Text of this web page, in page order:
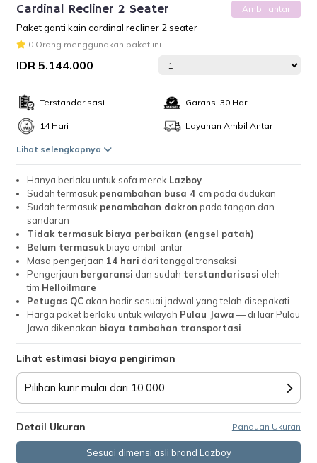
Cardinal Recliner 2 Seater Ambil antar
Paket ganti kain cardinal recliner 2 seater
0 Orang menggunakan paket ini
IDR 5.144.000
Terstandarisasi Garansi 30 Hari
14 Hari Layanan Ambil Antar
Lihat selengkapnya
Hanya berlaku untuk sofa merek Lazboy
Sudah termasuk penambahan busa 4 cmpada dudukan
Sudah termasuk penambahan dakron pada tangan dan
sandaran
Tidak termasuk biaya perbaikan (engsel patah)
Belum termasuk biaya ambil-antar
Masa pengerjaan 14 hari dari tanggal transaksi
Pengerjaan bergaransi dan sudah terstandarisasi oleh
tim Helloilmare
Petugas QC akan hadir sesuai jadwal yang telah disepakati
Harga paket berlaku untuk wilayah Pulau Jawa — di luar Pulau
Jawa dikenakan biaya tambahan transportasi
Lihat estimasi biaya pengiriman
Pilihan kurir mulai dari 10.000
Detail Ukuran Panduan Ukuran
Sesuai dimensi asli brand Lazboy